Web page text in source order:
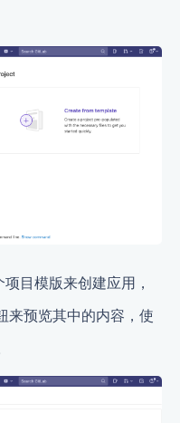
项目模版来创建应用，
来预览其中的内容，使